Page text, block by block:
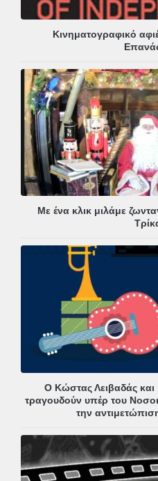
Κινηματογραφικό
Με ένα κλικ μιλάμε
Ο Κώστας Λειβαδάς
τραγουδούν υπέρ του
την